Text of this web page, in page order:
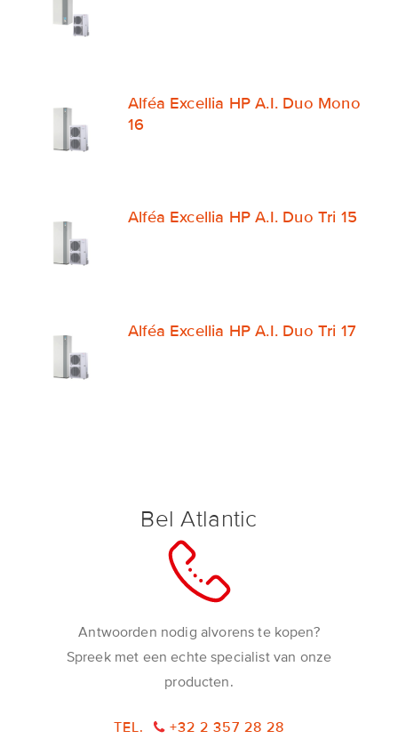
Alféa Excellia HP A.I. Duo Mono
16
Alféa Excellia HP A.I. Duo Tri 15
Alféa Excellia HP A.I. Duo Tri 17
Bel Atlantic
Antwoorden nodig alvorens te kopen?
Spreek met een echte specialist van onze
producten.
TEL. +32 2 357 28 28